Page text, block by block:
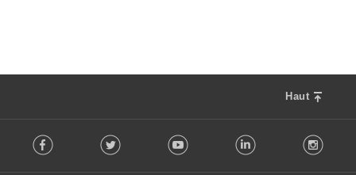
Haut
o Facebook Twitter Youtube LinkedIn